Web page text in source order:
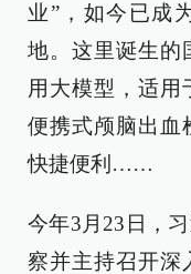
业”，如今已成
地。这里诞生的
用大模型，适用
便携式颅脑出血
快捷便利……
今年3月23日，
察并主持召开深